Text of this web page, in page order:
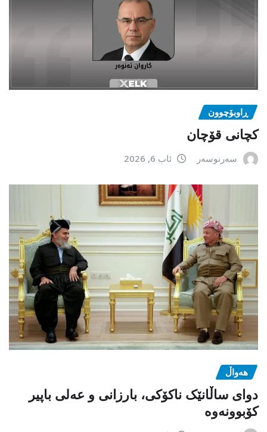
ڕاوبۆچوون
کچانی قۆچان
سەرنوسەر ئاب 6, 2026
هەواڵ
دوای ساڵانێک ناکۆکی، بارزانی و عەلی باپیر
کۆبوونەوە